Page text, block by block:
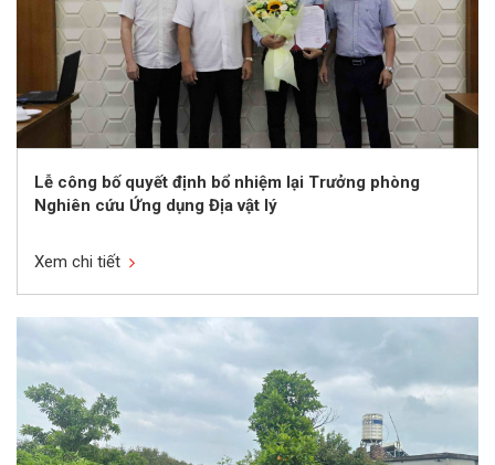
Lễ công bố quyết định bổ nhiệm lại Trưởng phòng
Nghiên cứu Ứng dụng Địa vật lý
Xem chi tiết